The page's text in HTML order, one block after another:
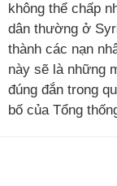
không thể chấp
dân thường ở
thành các nạn
này sẽ là những
đúng đắn trong
bố của Tổng